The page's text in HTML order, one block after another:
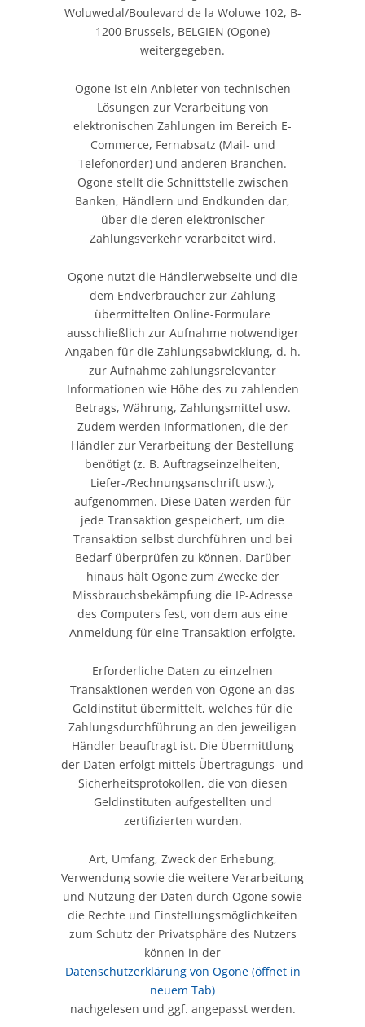
Woluwedal/Boulevard de la Woluwe 102, B-
1200 Brussels, BELGIEN (Ogone)
weitergegeben.
Ogone ist ein Anbieter von technischen
Lösungen zur Verarbeitung von
elektronischen Zahlungen im Bereich E-
Commerce, Fernabsatz (Mail- und
Telefonorder) und anderen Branchen.
Ogone stellt die Schnittstelle zwischen
Banken, Händlern und Endkunden dar,
über die deren elektronischer
Zahlungsverkehr verarbeitet wird.
Ogone nutzt die Händlerwebseite und die
dem Endverbraucher zur Zahlung
übermittelten Online-Formulare
ausschließlich zur Aufnahme notwendiger
Angaben für die Zahlungsabwicklung, d. h.
zur Aufnahme zahlungsrelevanter
Informationen wie Höhe des zu zahlenden
Betrags, Währung, Zahlungsmittel usw.
Zudem werden Informationen, die der
Händler zur Verarbeitung der Bestellung
benötigt (z. B. Auftragseinzelheiten,
Liefer-/Rechnungsanschrift usw.),
aufgenommen. Diese Daten werden für
jede Transaktion gespeichert, um die
Transaktion selbst durchführen und bei
Bedarf überprüfen zu können. Darüber
hinaus hält Ogone zum Zwecke der
Missbrauchsbekämpfung die IP-Adresse
des Computers fest, von dem aus eine
Anmeldung für eine Transaktion erfolgte.
Erforderliche Daten zu einzelnen
Transaktionen werden von Ogone an das
Geldinstitut übermittelt, welches für die
Zahlungsdurchführung an den jeweiligen
Händler beauftragt ist. Die Übermittlung
der Daten erfolgt mittels Übertragungs- und
Sicherheitsprotokollen, die von diesen
Geldinstituten aufgestellten und
zertifizierten wurden.
Art, Umfang, Zweck der Erhebung,
Verwendung sowie die weitere Verarbeitung
und Nutzung der Daten durch Ogone sowie
die Rechte und Einstellungsmöglichkeiten
zum Schutz der Privatsphäre des Nutzers
können in der
Datenschutzerklärung von Ogone (öffnet in
neuem Tab)
nachgelesen und ggf. angepasst werden.